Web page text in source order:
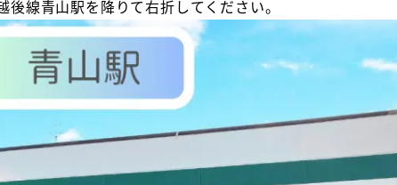
後線青山駅を降りて右折してください。